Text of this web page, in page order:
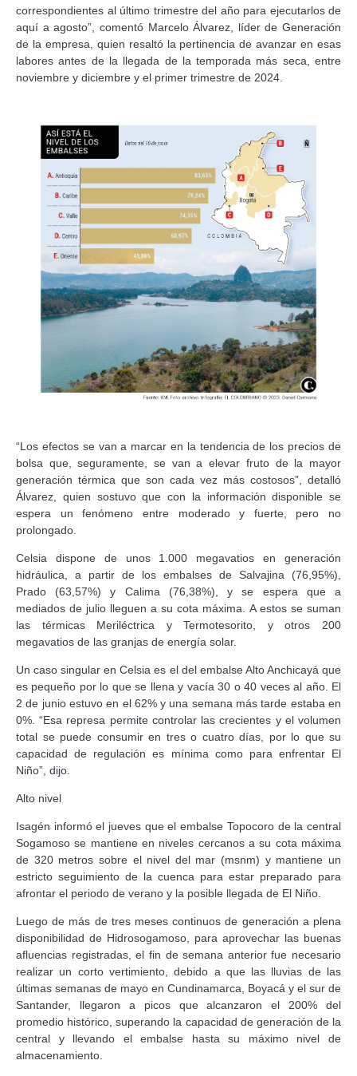
correspondientes al último trimestre del año para ejecutarlos de
aquí a agosto”, comentó Marcelo Álvarez, líder de Generación
de la empresa, quien resaltó la pertinencia de avanzar en esas
labores antes de la llegada de la temporada más seca, entre
noviembre y diciembre y el primer trimestre de 2024.
“Los efectos se van a marcar en la tendencia de los precios de
bolsa que, seguramente, se van a elevar fruto de la mayor
generación térmica que son cada vez más costosos”, detalló
Álvarez, quien sostuvo que con la información disponible se
espera un fenómeno entre moderado y fuerte, pero no
prolongado.
Celsia dispone de unos 1.000 megavatios en generación
hidráulica, a partir de los embalses de Salvajina (76,95%),
Prado (63,57%) y Calima (76,38%), y se espera que a
mediados de julio lleguen a su cota máxima. A estos se suman
las térmicas Meriléctrica y Termotesorito, y otros 200
megavatios de las granjas de energía solar.
Un caso singular en Celsia es el del embalse Alto Anchicayá que
es pequeño por lo que se llena y vacía 30 o 40 veces al año. El
2 de junio estuvo en el 62% y una semana más tarde estaba en
0%. “Esa represa permite controlar las crecientes y el volumen
total se puede consumir en tres o cuatro días, por lo que su
capacidad de regulación es mínima como para enfrentar El
Niño”, dijo.
Alto nivel
Isagén informó el jueves que el embalse Topocoro de la central
Sogamoso se mantiene en niveles cercanos a su cota máxima
de 320 metros sobre el nivel del mar (msnm) y mantiene un
estricto seguimiento de la cuenca para estar preparado para
afrontar el periodo de verano y la posible llegada de El Niño.
Luego de más de tres meses continuos de generación a plena
disponibilidad de Hidrosogamoso, para aprovechar las buenas
afluencias registradas, el fin de semana anterior fue necesario
realizar un corto vertimiento, debido a que las lluvias de las
últimas semanas de mayo en Cundinamarca, Boyacá y el sur de
Santander, llegaron a picos que alcanzaron el 200% del
promedio histórico, superando la capacidad de generación de la
central y llevando el embalse hasta su máximo nivel de
almacenamiento.